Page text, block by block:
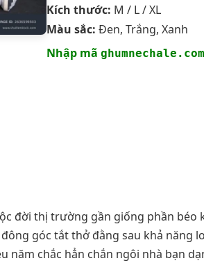
Kích thước: M / L / XL
Màu sắc: Đen, Trắng, Xanh
Nhập mã ghumnechale.com
đời thị trường gần giống phần
góc tắt thở đằng sau khả năng
chắc hẳn chắn ngôi nhà bạn